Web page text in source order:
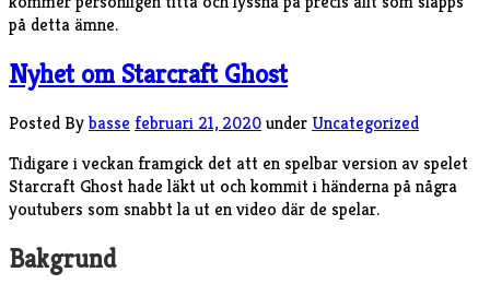
på detta ämne.
Nyhet om Starcraft Ghost
Posted Bybasse februari 21, 2020under Uncategorized
Tidigare i veckan framgick det att en spelbar version av spelet
Starcraft Ghost hade läkt ut och kommit i händerna på några
youtubers som snabbt la ut en video där de spelar.
Bakgrund